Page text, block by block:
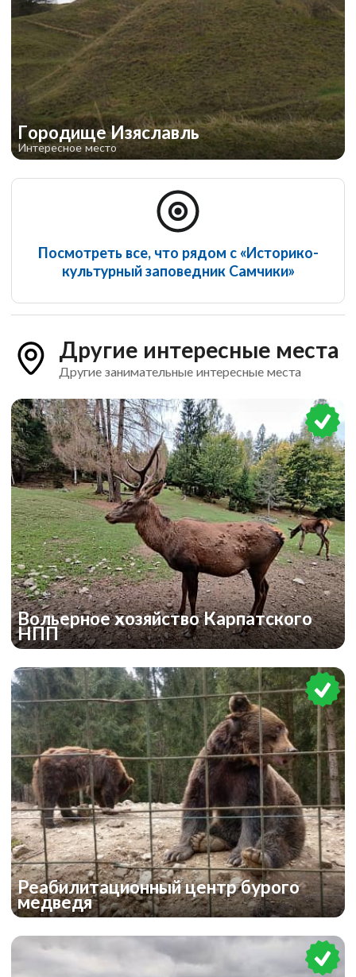
Городище Изяславль
Интересное место
Посмотреть все, что рядом с «Историко-
культурный заповедник Самчики»
Другие интересные места
Другие занимательные интересные места
Вольерное хозяйство Карпатского
НПП
Реабилитационный центр бурого
медведя